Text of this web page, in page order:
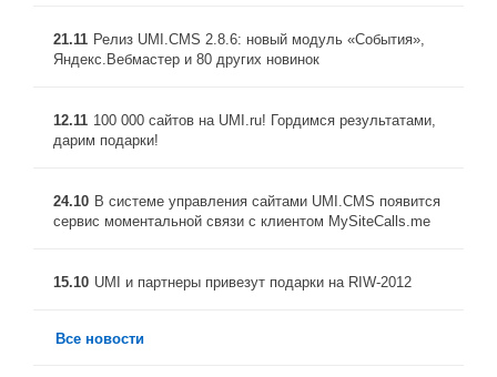
21.11 Релиз UMI.CMS 2.8.6: новый модуль «События»,
Яндекс.Вебмастер и 80 других новинок
12.11 100 000 сайтов на UMI.ru! Гордимся результатами,
дарим подарки!
24.10 В системе управления сайтами UMI.CMS появится
сервис моментальной связи с клиентом MySiteCalls.me
15.10 UMI и партнеры привезут подарки на RIW-2012
Все новости